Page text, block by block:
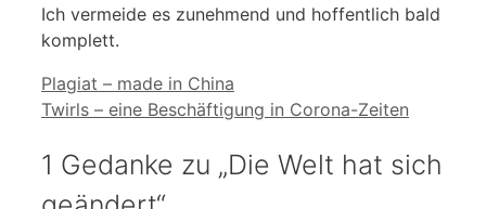
Ich vermeide es zunehmend und hoffentlich bald
komplett.
Plagiat – made in China
Twirls – eine Beschäftigung in Corona-Zeiten
1 Gedanke zu „Die Welt hat sich